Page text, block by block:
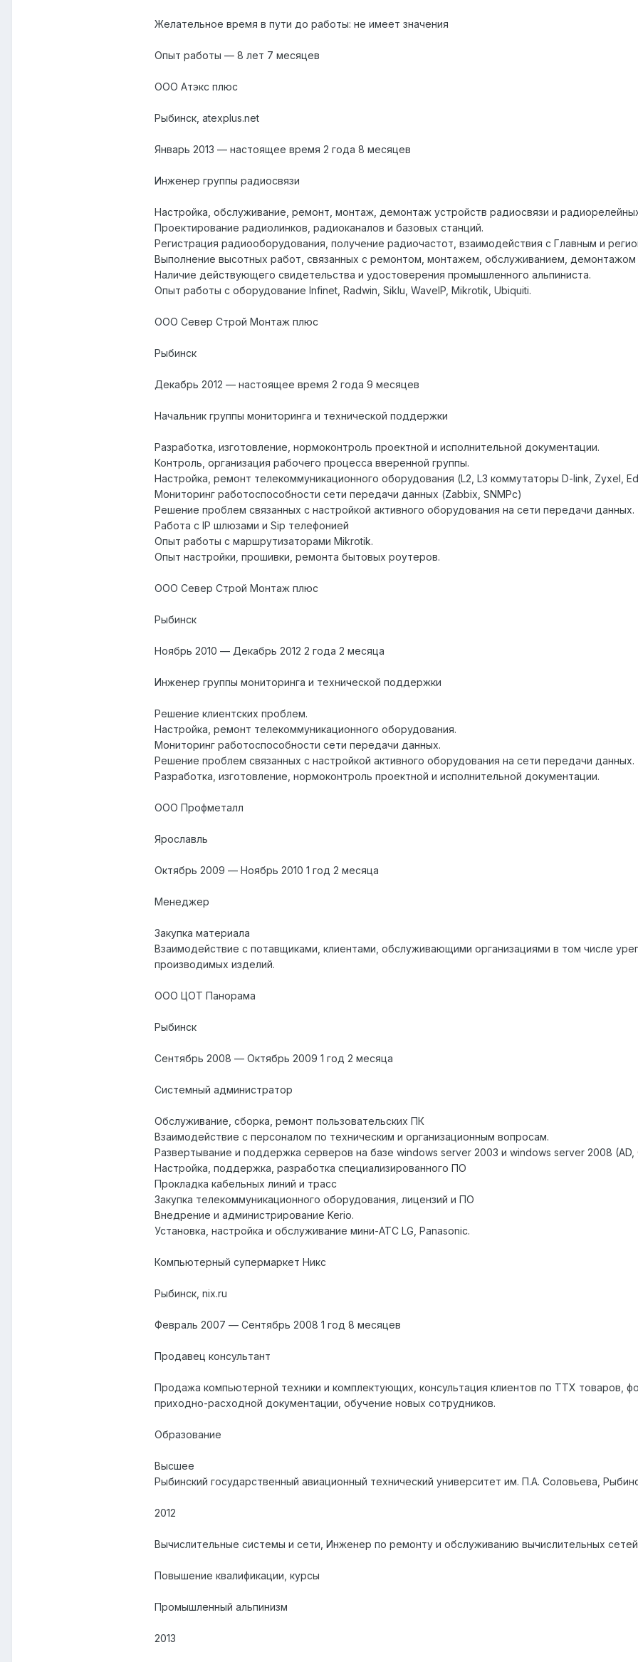
Желательное время в пути до работы: не имеет значения
Опыт работы — 8 лет 7 месяцев
ООО Атэкс плюс
Рыбинск, atexplus.net
Январь 2013 — настоящее время 2 года 8 месяцев
Инженер группы радиосвязи
Настройка, обслуживание, ремонт, монтаж, демонтаж устройств радиосвязи и
Проектирование радиолинков, радиоканалов и базовых станций.
Регистрация радиооборудования, получение радиочастот, взаимодействия с Главным и
Выполнение высотных работ, связанных с ремонтом, монтажем, обслуживанием,
Наличие действующего свидетельства и удостоверения промышленного альпиниста.
Опыт работы с оборудование Infinet, Radwin, Siklu, WaveIP, Mikrotik, Ubiquiti.
ООО Север Строй Монтаж плюс
Рыбинск
Декабрь 2012 — настоящее время 2 года 9 месяцев
Начальник группы мониторинга и технической поддержки
Разработка, изготовление, нормоконтроль проектной и исполнительной документации.
Контроль, организация рабочего процесса вверенной группы.
Настройка, ремонт телекоммуникационного оборудования (L2, L3 коммутаторы D-link, Zyxel,
Мониторинг работоспособности сети передачи данных (Zabbix, SNMPc)
Решение проблем связанных с настройкой активного оборудования на сети передачи данных.
Работа с IP шлюзами и Sip телефонией
Опыт работы с маршрутизаторами Mikrotik.
Опыт настройки, прошивки, ремонта бытовых роутеров.
ООО Север Строй Монтаж плюс
Рыбинск
Ноябрь 2010 — Декабрь 2012 2 года 2 месяца
Инженер группы мониторинга и технической поддержки
Решение клиентских проблем.
Настройка, ремонт телекоммуникационного оборудования.
Мониторинг работоспособности сети передачи данных.
Решение проблем связанных с настройкой активного оборудования на сети передачи данных.
Разработка, изготовление, нормоконтроль проектной и исполнительной документации.
ООО Профметалл
Ярославль
Октябрь 2009 — Ноябрь 2010 1 год 2 месяца
Менеджер
Закупка материала
Взаимодействие с потавщиками, клиентами, обслуживающими организациями в том числе
производимых изделий.
ООО ЦОТ Панорама
Рыбинск
Сентябрь 2008 — Октябрь 2009 1 год 2 месяца
Системный администратор
Обслуживание, сборка, ремонт пользовательских ПК
Взаимодействие с персоналом по техническим и организационным вопросам.
Развертывание и поддержка серверов на базе windows server 2003 и windows server 2008 (AD,
Настройка, поддержка, разработка специализированного ПО
Прокладка кабельных линий и трасс
Закупка телекоммуникационного оборудования, лицензий и ПО
Внедрение и администрирование Kerio.
Установка, настройка и обслуживание мини-АТС LG, Panasonic.
Компьютерный супермаркет Никс
Рыбинск, nix.ru
Февраль 2007 — Сентябрь 2008 1 год 8 месяцев
Продавец консультант
Продажа компьютерной техники и комплектующих, консультация клиентов по ТТХ товаров,
приходно-расходной документации, обучение новых сотрудников.
Образование
Высшее
Рыбинский государственный авиационный технический университет им. П.А. Соловьева,
2012
Вычислительные системы и сети, Инженер по ремонту и обслуживанию вычислительных сетей
Повышение квалификации, курсы
Промышленный альпинизм
2013